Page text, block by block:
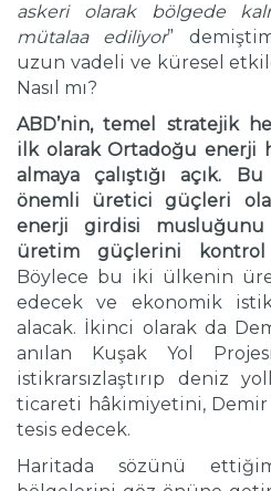
askeri olarak bölgede
mütalaa ediliyor”
uzun vadeli ve küresel
Nasıl mı?
ABD’nin, temel stratejik
ilk olarak Ortadoğu enerji
almaya çalıştığı açık.
önemli üretici güçleri
enerji girdisi
üretim güçlerini kontrol
Böylece bu iki ülkenin
edecek ve ekonomik
alacak. İkinci olarak da
anılan Kuşak Yol
istikrarsızlaştırıp deniz
ticareti hâkimiyetini,
tesis edecek.
Haritada sözünü